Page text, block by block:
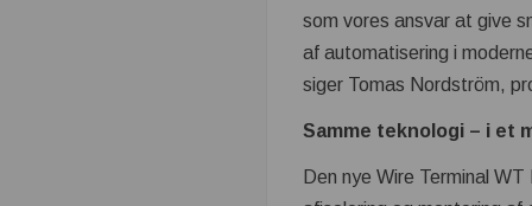
som vores ansvar at give
af automatisering i
siger Tomas Nordström,
Samme teknologi – i et
Den nye Wire Terminal